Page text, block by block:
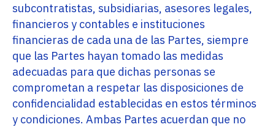
subcontratistas, subsidiarias, asesores legales,
financieros y contables e instituciones
financieras de cada una de las Partes, siempre
que las Partes hayan tomado las medidas
adecuadas para que dichas personas se
comprometan a respetar las disposiciones de
confidencialidad establecidas en estos términos
y condiciones. Ambas Partes acuerdan que no